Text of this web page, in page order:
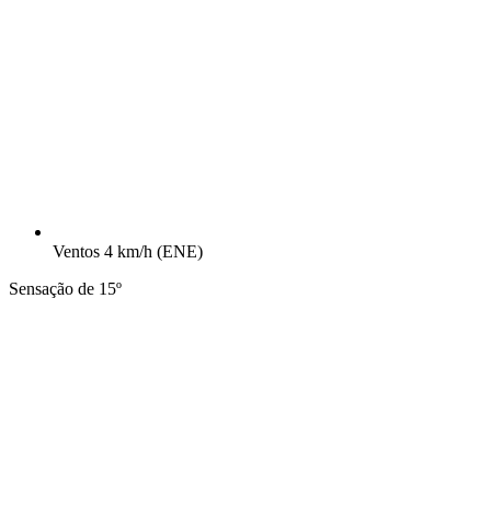
Ventos 4 km/h (ENE)
Sensação de 15º